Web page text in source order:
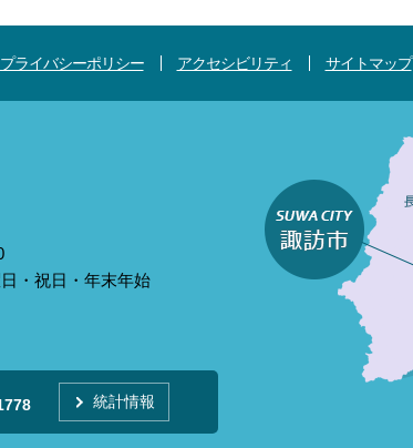
プライバシーポリシー アクセシビリティ サイトマップ
・祝日・年末年始
統計情報